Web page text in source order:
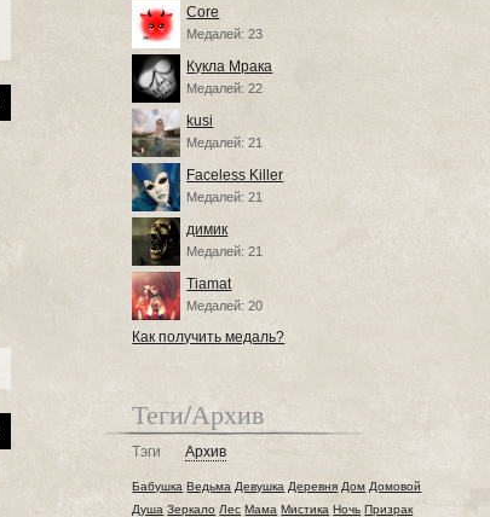
Core
Медалей: 23
Кукла Мрака
Медалей: 22
kusi
Медалей: 21
Faceless Killer
Медалей: 21
димик
Медалей: 21
Tiamat
Медалей: 20
Как получить медаль?
Теги/Архив
Тэги Архив
Бабушка Ведьма Девушка Деревня Дом Домовой
Душа Зеркало Лес Мама Мистика Ночь Призрак